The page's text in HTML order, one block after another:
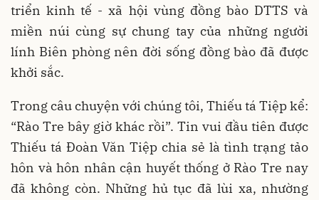
triển kinh tế - xã hội vùng đồng bào DTTS và
miền núi cùng sự chung tay của những người
lính Biên phòng nên đời sống đồng bào đã được
khởi sắc.
Trong câu chuyện với chúng tôi, Thiếu tá Tiệp kể:
“Rào Tre bây giờ khác rồi”. Tin vui đầu tiên được
Thiếu tá Đoàn Văn Tiệp chia sẻ là tình trạng tảo
hôn và hôn nhân cận huyết thống ở Rào Tre nay
đã không còn. Những hủ tục đã lùi xa, nhường